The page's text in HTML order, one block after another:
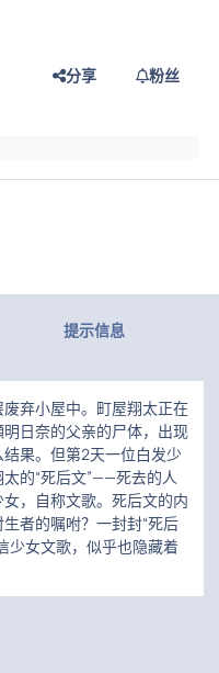
分享 粉丝
幻灯片
张轮播幻灯片
提示信息
弃小屋中。町屋翔太正在
日奈的父亲的尸体，出现
果。但第2天一位白发少
的“死后文”——死去的人
，自称文歌。死后文的内
者的嘱咐？一封封“死后
少女文歌，似乎也隐藏着